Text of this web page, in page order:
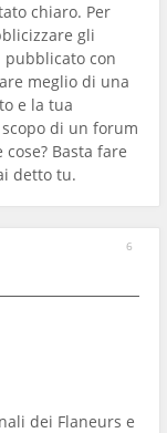
chiaro. Per
gli
con
meglio di una
e la tua
di un forum
Basta fare
detto tu.
6
dei Flaneurs e